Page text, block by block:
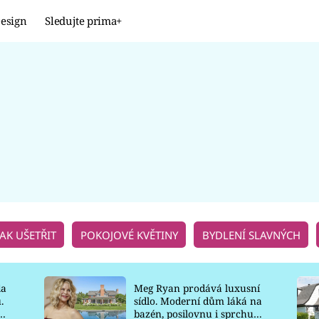
Sledujte prima+
UŠETŘIT POKOJOVÉ KVĚTINY BYDLENÍ SLAVNÝCH
Meg Ryan prodává luxusní
sídlo. Moderní dům láká na
bazén, posilovnu i sprchu